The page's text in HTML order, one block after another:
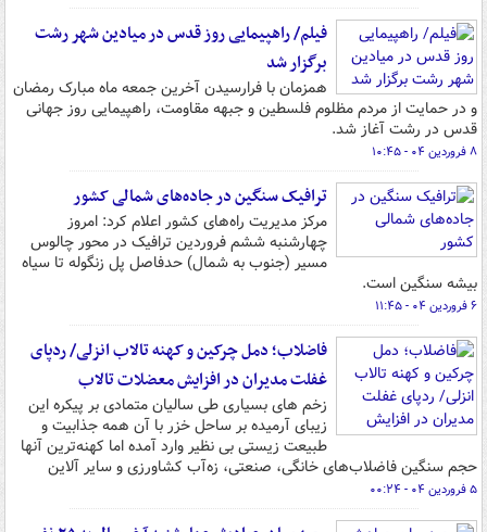
فیلم/ راهپیمایی روز قدس در میادین شهر رشت
برگزار شد
همزمان با فرارسیدن آخرین جمعه ماه مبارک رمضان
و در حمایت از مردم مظلوم فلسطین و جبهه مقاومت، راهپیمایی روز جهانی
قدس در رشت آغاز شد.
۸ فروردین ۰۴ - ۱۰:۴۵
ترافیک سنگین در جاده‌های شمالی کشور
مرکز مدیریت راه‌های کشور اعلام کرد: امروز
چهارشنبه ششم فروردین ترافیک در محور چالوس
مسیر (جنوب به شمال) حدفاصل پل زنگوله تا سیاه
بیشه سنگین است.
۶ فروردین ۰۴ - ۱۱:۴۵
فاضلاب؛ دمل چرکین و کهنه تالاب انزلی/ ردپای
غفلت مدیران در افزایش معضلات تالاب
زخم های بسیاری طی سالیان متمادی بر پیکره این
زیبای آرمیده بر ساحل خزر با آن همه جذابیت و
طبیعت زیستی بی نظیر وارد آمده اما کهنه‌ترین آنها
حجم سنگین فاضلاب‌های خانگی، صنعتی، زه‌آب کشاورزی و سایر آلاین
۵ فروردین ۰۴ - ۰۰:۲۴